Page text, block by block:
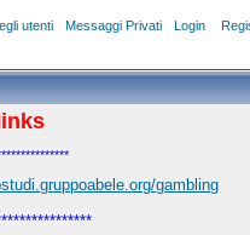
utenti Messaggi Privati Login
links
gambling